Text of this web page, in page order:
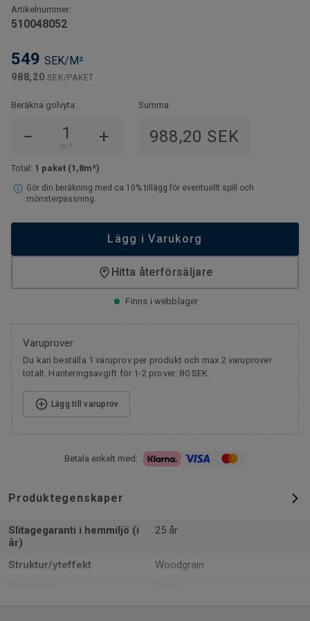
Artikelnummer:
510048052
549 SEK/M²
988,20SEK/PAKET
Beräkna golvyta:
− m² +
Summa:
988,20 SEK
Total: 1 paket (1,8m²)
Gör din beräkning med ca 10% tillägg för eventuellt spill och
mönsterpassning.
Lägg i Varukorg
Hitta återförsäljare
Finns i webblager
Varuprover
Du kan beställa 1 varuprov per produkt och max 2 varuprover
totalt. Hanteringsavgift för 1-2 prover: 80 SEK.
Lägg till varuprov
Betala enkelt med:
Produktegenskaper
Slitagegaranti i hemmiljö (i
år)
25 år
Struktur/yteffekt
Woodgrain